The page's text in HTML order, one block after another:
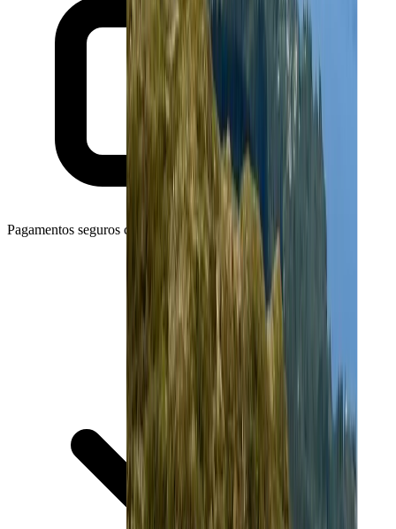
Pagamentos seguros com o Stripe